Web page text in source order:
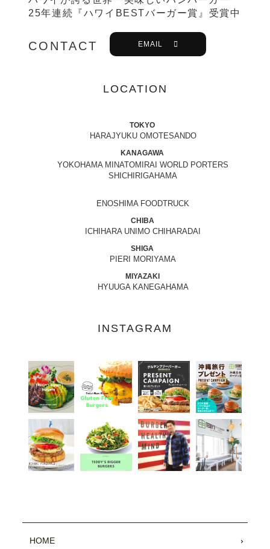
25年連続『ハワイBESTバーガー賞』受賞中
CONTACT EMAIL
LOCATION
TOKYO
HARAJYUKU OMOTESANDO
KANAGAWA
YOKOHAMA MINATOMIRAI WORLD PORTERS
SHICHIRIGAHAMA
ENOSHIMA FOODTRUCK
CHIBA
ICHIHARA UNIMO CHIHARADAI
SHIGA
PIERI MORIYAMA
MIYAZAKI
HYUUGA KANEGAHAMA
INSTAGRAM
HOME